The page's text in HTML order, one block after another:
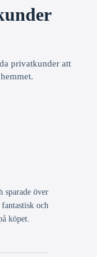
privatkunder att
sparade över
och
köpet.